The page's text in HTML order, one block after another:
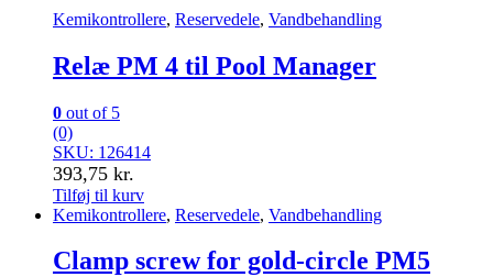
Kemikontrollere, Reservedele, Vandbehandling
Relæ PM 4 til Pool Manager
0 out of 5
(0)
SKU: 126414
393,75 kr.
Tilføj til kurv
Kemikontrollere, Reservedele, Vandbehandling
Clamp screw for gold-circle PM5